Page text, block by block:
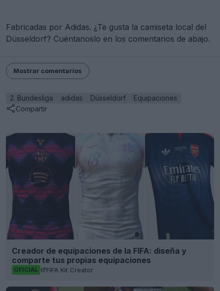
Fabricadas por Adidas. ¿Te gusta la camiseta local del
Düsseldorf? Cuéntanoslo en los comentarios de abajo.
Mostrar comentarios
2. Bundesliga adidas Düsseldorf
Equipaciones
Compartir
Creador de equipaciones de la FIFA: diseña y
comparte tus propias equipaciones
OFICIAL FIFA Kit Creator